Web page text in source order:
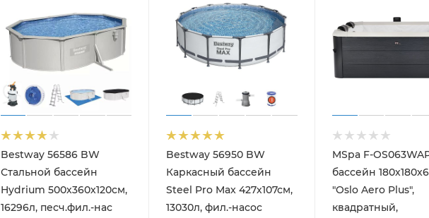
Bestway 56586 BW
Стальной бассейн
Hydrium 500х360х120см,
16296л, песч.фил.-нас
Bestway 56950 BW
Каркасный бассейн
Steel Pro Max 427х107см,
13030л, фил.-насос
MSpa F-
бассейн
"Oslo Aero Plus",
квадратный,